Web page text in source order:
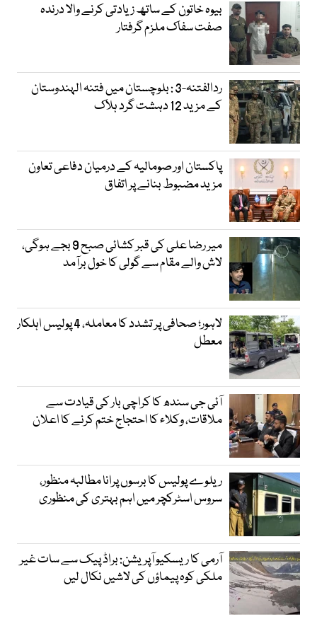
بیوہ خاتون کے ساتھ زیادتی کرنے والا درندہ
صفت سفاک ملزم گرفتار
ردالفتنہ-3 : بلوچستان میں فتنہ الہندوستان
کے مزید 12 دہشت گرد ہلاک
پاکستان اور صومالیہ کے درمیان دفاعی تعاون
مزید مضبوط بنانے پر اتفاق
میر رضا علی کی قبر کشائی صبح 9 بجے ہوگی،
لاش والے مقام سے گولی کا خول برآمد
لاہور؛ صحافی پر تشدد کا معاملہ، 4 پولیس اہلکار
معطل
آئی جی سندھ کا کراچی بار کی قیادت سے
ملاقات، وکلاء کا احتجاج ختم کرنے کا اعلان
ریلوے پولیس کا برسوں پرانا مطالبہ منظور،
سروس اسٹرکچر میں اہم بہتری کی منظوری
آرمی کا ریسکیو آپریشن: براڈ پیک سے سات غیر
ملکی کوہ پیماؤں کی لاشیں نکال لیں